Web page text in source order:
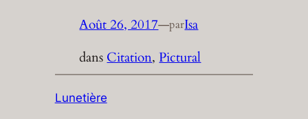
Août 26, 2017—parIsa
dans Citation, Pictural
Lunetière